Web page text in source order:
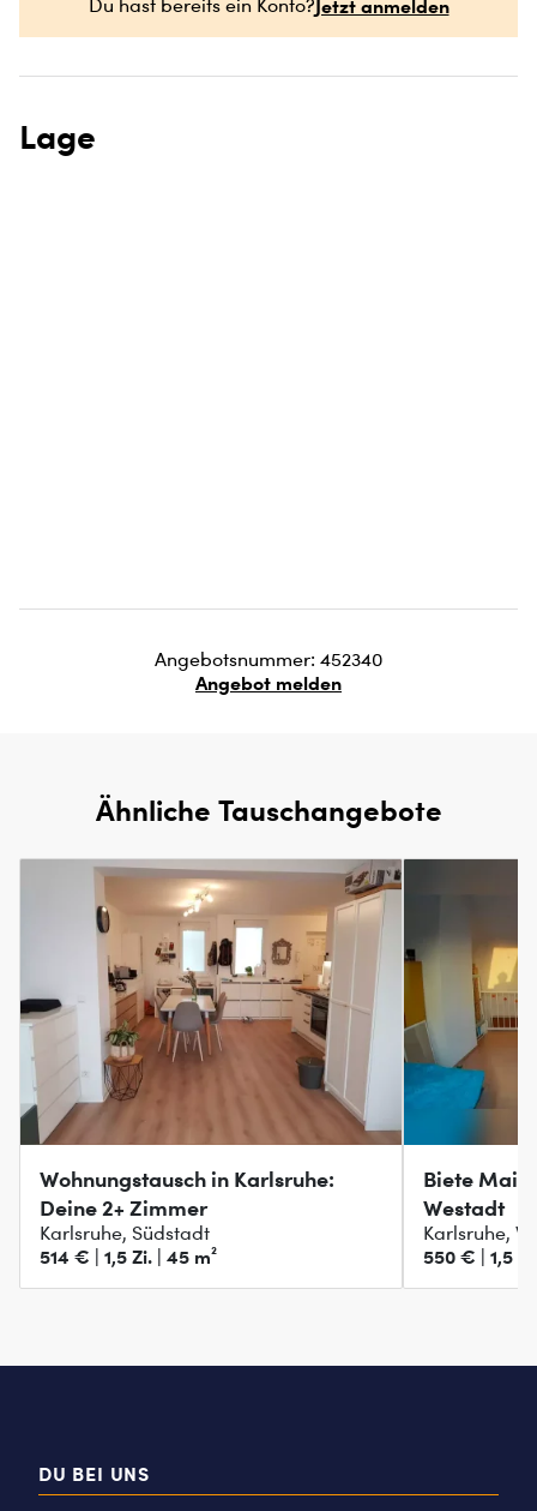
Du hast bereits ein Konto? Jetzt anmelden
Lage
Angebotsnummer: 452340
Angebot melden
Ähnliche Tauschangebote
Wohnungstausch in Karlsruhe:
Deine 2+ Zimmer
Karlsruhe, Südstadt
514 € | 1,5 Zi. | 45 m²
Biete
Westadt
Karlsruhe,
550 € | 1,5
DU BEI UNS